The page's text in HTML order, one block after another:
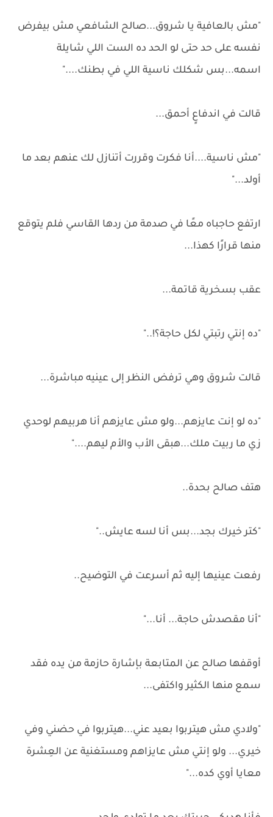
"مش بالعافية يا شروق...صالح الشافعي مش بيفرض
نفسه على حد حتى لو الحد ده الست اللي شايلة
اسمه...بس شكلك ناسية اللي في بطنك...."
قالت في اندفاعٍ أحمق...
"مش ناسية....أنا فكرت وقررت أتنازل لك عنهم بعد ما
أولد..."
ارتفع حاجباه معًا في صدمة من ردها القاسي فلم يتوقع
منها قرارًا كهذا...
عقب بسخرية قاتمة...
"ده إنتي رتبتي لكل حاجة؟!.."
قالت شروق وهي ترفض النظر إلى عينيه مباشرة...
"ده لو إنت عايزهم...ولو مش عايزهم أنا هربيهم لوحدي
زي ما ربيت ملك...هبقى الأب والأم ليهم...."
هتف صالح بحدة..
"كتر خيرك بجد...بس أنا لسه عايش.."
رفعت عينيها إليه ثم أسرعت في التوضيح..
"أنا مقصدش حاجة... أنا..."
أوقفها صالح عن المتابعة بإشارة حازمة من يده فقد
سمع منها الكثير واكتفى...
"ولادي مش هيتربوا بعيد عني...هيتربوا في حضني وفي
خيري... ولو إنتي مش عايزاهم ومستغنية عن العِشرة
معايا أوي كده..."